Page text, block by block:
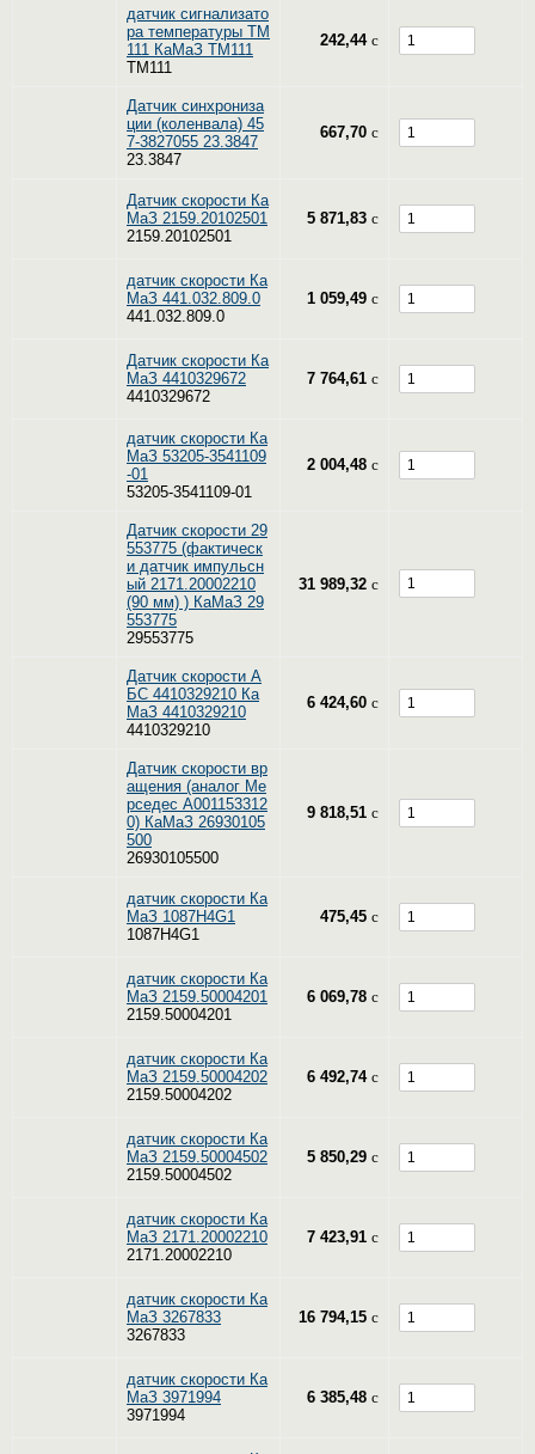
датчик сигнализато
ра температуры ТМ
111 КаМаЗ ТМ111
ТМ111
242,44 c
Датчик синхрониза
ции (коленвала) 45
7-3827055 23.3847
23.3847
667,70 c
Датчик скорости Ка
МаЗ 2159.20102501
2159.20102501
5 871,83 c
датчик скорости Ка
МаЗ 441.032.809.0
441.032.809.0
1 059,49 c
Датчик скорости Ка
МаЗ 4410329672
4410329672
7 764,61 c
датчик скорости Ка
МаЗ 53205-3541109
-01
53205-3541109-01
2 004,48 c
Датчик скорости 29
553775 (фактическ
и датчик импульсн
ый 2171.20002210
(90 мм) ) КаМаЗ 29
553775
29553775
31 989,32 c
Датчик скорости А
БС 4410329210 Ка
МаЗ 4410329210
4410329210
6 424,60 c
Датчик скорости вр
ащения (аналог Ме
рседес A001153312
0) КаМаЗ 26930105
500
26930105500
9 818,51 c
датчик скорости Ка
МаЗ 1087H4G1
1087H4G1
475,45 c
датчик скорости Ка
МаЗ 2159.50004201
2159.50004201
6 069,78 c
датчик скорости Ка
МаЗ 2159.50004202
2159.50004202
6 492,74 c
датчик скорости Ка
МаЗ 2159.50004502
2159.50004502
5 850,29 c
датчик скорости Ка
МаЗ 2171.20002210
2171.20002210
7 423,91 c
датчик скорости Ка
МаЗ 3267833
3267833
16 794,15 c
датчик скорости Ка
МаЗ 3971994
3971994
6 385,48 c